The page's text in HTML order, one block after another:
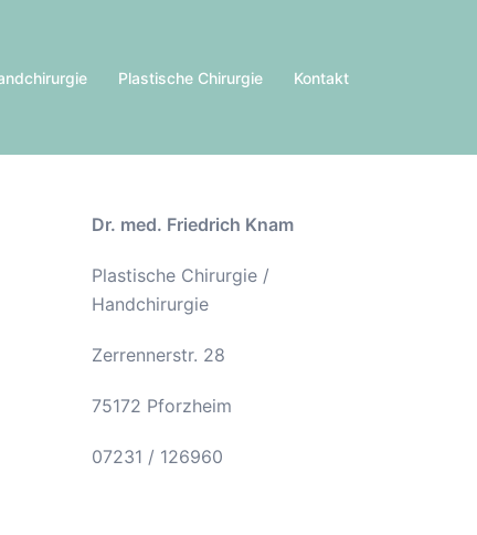
Plastische Chirurgie Kontakt
Dr. med. Friedrich Knam
Plastische Chirurgie /
Handchirurgie
Zerrennerstr. 28
75172 Pforzheim
07231 / 126960